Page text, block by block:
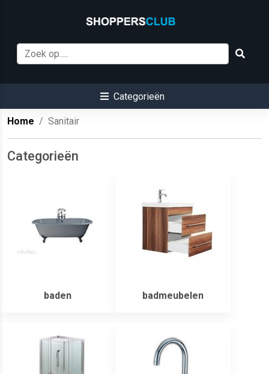
Categorieën
Home Sanitair
Categorieën
baden badmeubelen